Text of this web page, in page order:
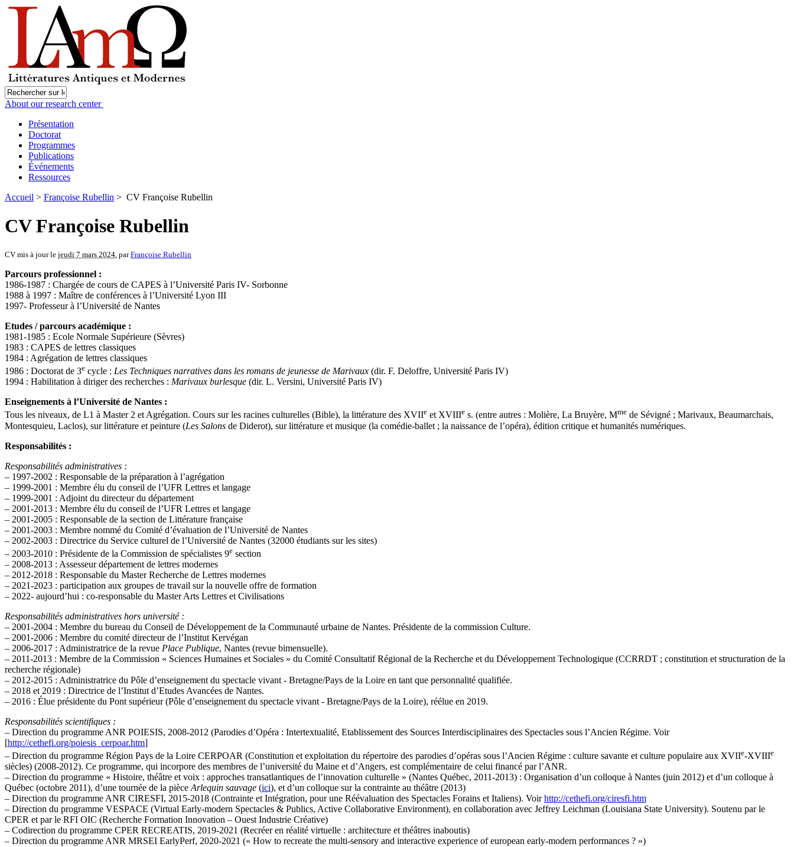
About our research center
Présentation
Doctorat
Programmes
Publications
Événements
Ressources
Accueil > Françoise Rubellin > CV Françoise Rubellin
CV Françoise Rubellin
CV mis à jour le jeudi 7 mars 2024 , parFrançoise Rubellin
Parcours professionnel :
1986-1987 : Chargée de cours de CAPES à l’Université Paris IV- Sorbonne
1988 à 1997 : Maître de conférences à l’Université Lyon III
1997- Professeur à l’Université de Nantes
Etudes / parcours académique :
1981-1985 : Ecole Normale Supérieure (Sèvres)
1983 : CAPES de lettres classiques
1984 : Agrégation de lettres classiques
1986 : Doctorat de 3e cycle : Les Techniques narratives dans les romans de jeunesse de Marivaux (dir. F. Deloffre, Université Paris IV)
1994 : Habilitation à diriger des recherches : Marivaux burlesque (dir. L. Versini, Université Paris IV)
Enseignements à l’Université de Nantes :
Tous les niveaux, de L1 à Master 2 et Agrégation. Cours sur les racines culturelles (Bible), la littérature des XVIIe et XVIIIe s. (entre autres : Molière, La Bruyère, Mme de Sévigné ; Marivaux, Beaumarchais,
Montesquieu, Laclos), sur littérature et peinture (Les Salons de Diderot), sur littérature et musique (la comédie-ballet ; la naissance de l’opéra), édition critique et humanités numériques.
Responsabilités :
Responsabilités administratives :
– 1997-2002 : Responsable de la préparation à l’agrégation
– 1999-2001 : Membre élu du conseil de l’UFR Lettres et langage
– 1999-2001 : Adjoint du directeur du département
– 2001-2013 : Membre élu du conseil de l’UFR Lettres et langage
– 2001-2005 : Responsable de la section de Littérature française
– 2001-2003 : Membre nommé du Comité d’évaluation de l’Université de Nantes
– 2002-2003 : Directrice du Service culturel de l’Université de Nantes (32000 étudiants sur les sites)
– 2003-2010 : Présidente de la Commission de spécialistes 9e section
– 2008-2013 : Assesseur département de lettres modernes
– 2012-2018 : Responsable du Master Recherche de Lettres modernes
– 2021-2023 : participation aux groupes de travail sur la nouvelle offre de formation
– 2022- aujourd’hui : co-responsable du Master Arts Lettres et Civilisations
Responsabilités administratives hors université :
– 2001-2004 : Membre du bureau du Conseil de Développement de la Communauté urbaine de Nantes. Présidente de la commission Culture.
– 2001-2006 : Membre du comité directeur de l’Institut Kervégan
– 2006-2017 : Administratrice de la revue Place Publique, Nantes (revue bimensuelle).
– 2011-2013 : Membre de la Commission « Sciences Humaines et Sociales » du Comité Consultatif Régional de la Recherche et du Développement Technologique (CCRRDT ; constitution et structuration de la
recherche régionale)
– 2012-2015 : Administratrice du Pôle d’enseignement du spectacle vivant - Bretagne/Pays de la Loire en tant que personnalité qualifiée.
– 2018 et 2019 : Directrice de l’Institut d’Etudes Avancées de Nantes.
– 2016 : Élue présidente du Pont supérieur (Pôle d’enseignement du spectacle vivant - Bretagne/Pays de la Loire), réélue en 2019.
Responsabilités scientifiques :
– Direction du programme ANR POIESIS, 2008-2012 (Parodies d’Opéra : Intertextualité, Etablissement des Sources Interdisciplinaires des Spectacles sous l’Ancien Régime. Voir
[http://cethefi.org/poiesis_cerpoar.htm]
– Direction du programme Région Pays de la Loire CERPOAR (Constitution et exploitation du répertoire des parodies d’opéras sous l’Ancien Régime : culture savante et culture populaire aux XVIIe-XVIIIe
siècles) (2008-2012). Ce programme, qui incorpore des membres de l’université du Maine et d’Angers, est complémentaire de celui financé par l’ANR.
– Direction du programme « Histoire, théâtre et voix : approches transatlantiques de l’innovation culturelle » (Nantes Québec, 2011-2013) : Organisation d’un colloque à Nantes (juin 2012) et d’un colloque à
Québec (octobre 2011), d’une tournée de la pièce Arlequin sauvage (ici), et d’un colloque sur la contrainte au théâtre (2013)
– Direction du programme ANR CIRESFI, 2015-2018 (Contrainte et Intégration, pour une Réévaluation des Spectacles Forains et Italiens). Voirhttp://cethefi.org/ciresfi.htm
– Direction du programme VESPACE (Virtual Early-modern Spectacles & Publics, Active Collaborative Environment), en collaboration avec Jeffrey Leichman (Louisiana State University). Soutenu par le
CPER et par le RFI OIC (Recherche Formation Innovation – Ouest Industrie Créative)
– Codirection du programme CPER RECREATIS, 2019-2021 (Recréer en réalité virtuelle : architecture et théâtres inaboutis)
– Direction du programme ANR MRSEI EarlyPerf, 2020-2021 (« How to recreate the multi-sensory and interactive experience of european early-modern performances ? »)